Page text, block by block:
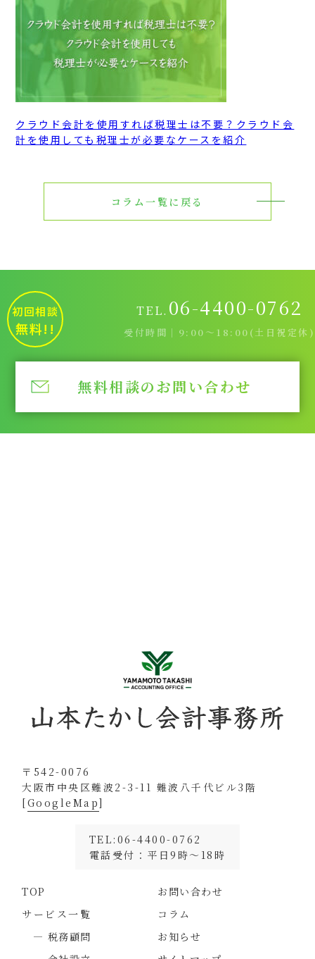
クラウド会計を使用すれば税理士は不要？クラウド会
計を使用しても税理士が必要なケースを紹介
コラム一覧に戻る
初回相談
無料!!
TEL. 06-4400-0762
受付時間｜9:00～18:00(土日祝定休)
無料相談のお問い合わせ
〒542-0076
大阪市中央区難波2-3-11 難波八千代ビル3階
[GoogleMap]
TEL:06-4400-0762
電話受付：平日9時～18時
TOP
サービス一覧
― 税務顧問
お問い合わせ
コラム
お知らせ